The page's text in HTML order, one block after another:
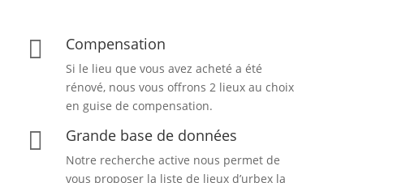
 Compensation
Si le lieu que vous avez acheté a été
rénové, nous vous offrons 2 lieux au choix
en guise de compensation.
 Grande base de données
Notre recherche active nous permet de
vous proposer la liste de lieux d’urbex la